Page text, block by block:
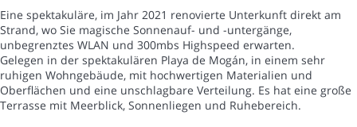
Eine spektakuläre, im Jahr 2021 renovierte Unterkunft direkt am
Strand, wo Sie magische Sonnenauf- und -untergänge,
unbegrenztes WLAN und 300mbs Highspeed erwarten.
Gelegen in der spektakulären Playa de Mogán, in einem sehr
ruhigen Wohngebäude, mit hochwertigen Materialien und
Oberflächen und eine unschlagbare Verteilung. Es hat eine große
Terrasse mit Meerblick, Sonnenliegen und Ruhebereich.